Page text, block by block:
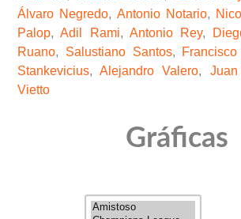
Álvaro Negredo, Antonio Notario,
Palop,Adil Rami, Antonio Rey,
Ruano, Salustiano Santos,
Stankevicius,Alejandro Valero,
Vietto
Gráficas